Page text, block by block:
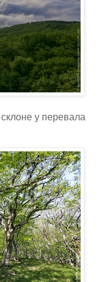
у перевала